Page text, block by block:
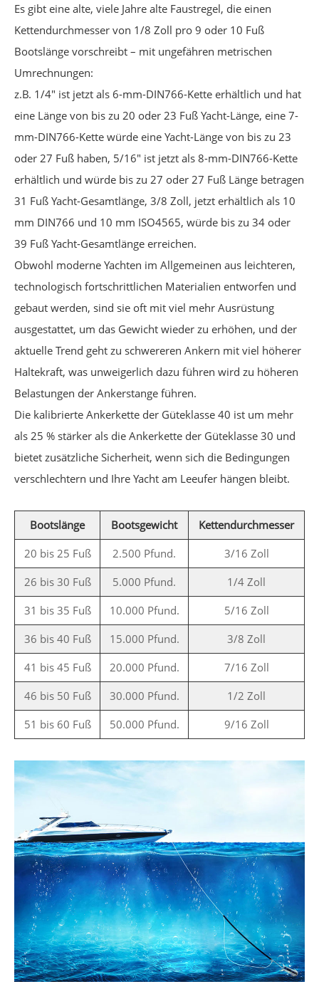
Es gibt eine alte, viele Jahre alte Faustregel, die einen
Kettendurchmesser von 1/8 Zoll pro 9 oder 10 Fuß
Bootslänge vorschreibt – mit ungefähren metrischen
Umrechnungen:
z.B. 1/4" ist jetzt als 6-mm-DIN766-Kette erhältlich und hat
eine Länge von bis zu 20 oder 23 Fuß Yacht-Länge, eine 7-
mm-DIN766-Kette würde eine Yacht-Länge von bis zu 23
oder 27 Fuß haben, 5/16" ist jetzt als 8-mm-DIN766-Kette
erhältlich und würde bis zu 27 oder 27 Fuß Länge betragen
31 Fuß Yacht-Gesamtlänge, 3/8 Zoll, jetzt erhältlich als 10
mm DIN766 und 10 mm ISO4565, würde bis zu 34 oder
39 Fuß Yacht-Gesamtlänge erreichen.
Obwohl moderne Yachten im Allgemeinen aus leichteren,
technologisch fortschrittlichen Materialien entworfen und
gebaut werden, sind sie oft mit viel mehr Ausrüstung
ausgestattet, um das Gewicht wieder zu erhöhen, und der
aktuelle Trend geht zu schwereren Ankern mit viel höherer
Haltekraft, was unweigerlich dazu führen wird zu höheren
Belastungen der Ankerstange führen.
Die kalibrierte Ankerkette der Güteklasse 40 ist um mehr
als 25 % stärker als die Ankerkette der Güteklasse 30 und
bietet zusätzliche Sicherheit, wenn sich die Bedingungen
verschlechtern und Ihre Yacht am Leeufer hängen bleibt.
Bootslänge Bootsgewicht
Kettendurchmesser
20 bis 25 Fuß
2.500 Pfund.
3/16 Zoll
26 bis 30 Fuß
5.000 Pfund.
1/4 Zoll
31 bis 35 Fuß
10.000 Pfund.
5/16 Zoll
36 bis 40 Fuß
15.000 Pfund.
3/8 Zoll
41 bis 45 Fuß
20.000 Pfund.
7/16 Zoll
46 bis 50 Fuß
30.000 Pfund.
1/2 Zoll
51 bis 60 Fuß
50.000 Pfund. 9/16 Zoll